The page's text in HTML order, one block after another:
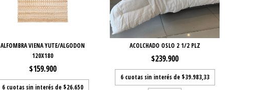
ALFOMBRA VIENA YUTE/ALGODON
120X180
$159.900
6 cuotas sin interés de $26.650
ACOLCHADO OSLO 2 1/2 PLZ
$239.900
6 cuotas sin interés de $39.983,33